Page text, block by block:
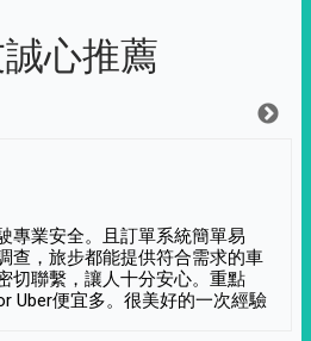
心推薦
專業安全。且訂單系統簡單易
查，旅步都能提供符合需求的車
切聯繫，讓人十分安心。重點
Uber便宜多。很美好的一次經驗